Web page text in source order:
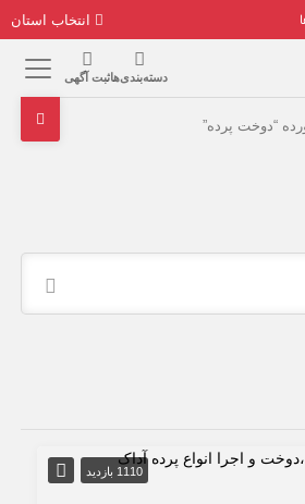
دسته‌بندی‌هاثبت آگهی
“دوخت پرده”
1110 بازدید